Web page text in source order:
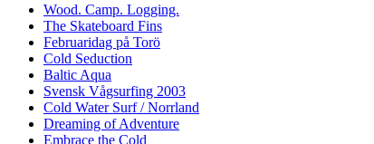
Wood. Camp. Logging.
The Skateboard Fins
Februaridag på Torö
Cold Seduction
Baltic Aqua
Svensk Vågsurfing 2003
Cold Water Surf / Norrland
Dreaming of Adventure
Embrace the Cold